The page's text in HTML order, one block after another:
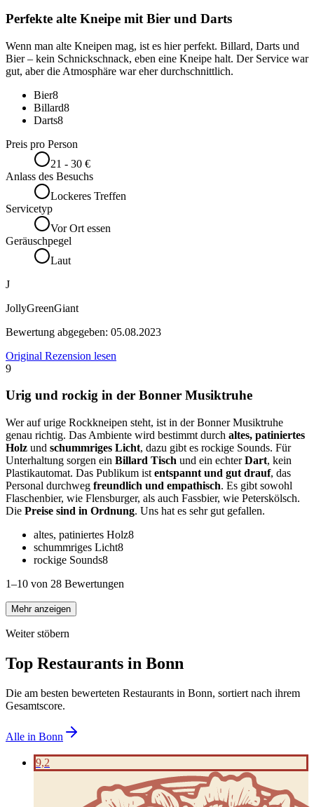
Perfekte alte Kneipe mit Bier und Darts
Wenn man alte Kneipen mag, ist es hier perfekt. Billard, Darts und
Bier – kein Schnickschnack, eben eine Kneipe halt. Der Service war
gut, aber die Atmosphäre war eher durchschnittlich.
Bier8
Billard8
Darts8
Preis pro Person
21 - 30 €
Anlass des Besuchs
Lockeres Treffen
Servicetyp
Vor Ort essen
Geräuschpegel
Laut
J
JollyGreenGiant
Bewertung abgegeben: 05.08.2023
Original Rezension lesen
9
Urig und rockig in der Bonner Musiktruhe
Wer auf urige Rockkneipen steht, ist in der Bonner Musiktruhe
genau richtig. Das Ambiente wird bestimmt durch altes, patiniertes
Holz und schummriges Licht, dazu gibt es rockige Sounds. Für
Unterhaltung sorgen ein Billard Tisch und ein echterDart, kein
Plastikautomat. Das Publikum ist entspannt und gut drauf, das
Personal durchweg freundlich und empathisch. Es gibt sowohl
Flaschenbier, wie Flensburger, als auch Fassbier, wie Peterskölsch.
Die Preise sind in Ordnung. Uns hat es sehr gut gefallen.
altes, patiniertes Holz8
schummriges Licht8
rockige Sounds8
1–10 von 28 Bewertungen
Mehr anzeigen
Weiter stöbern
Top Restaurants in Bonn
Die am besten bewerteten Restaurants in Bonn, sortiert nach ihrem
Gesamtscore.
Alle in Bonn
9,2